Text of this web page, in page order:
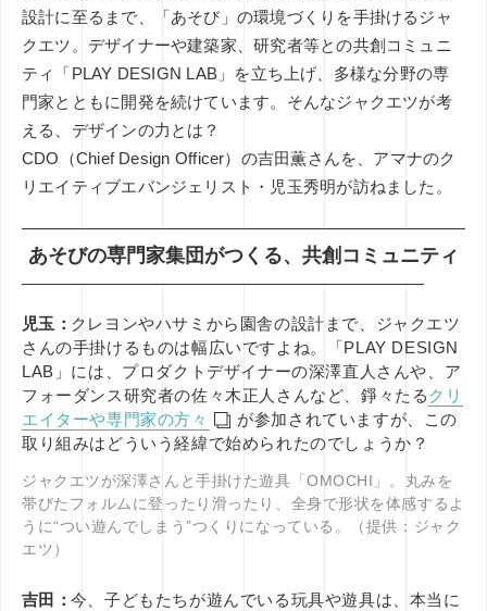
設計に至るまで、「あそび」の環境づくりを手掛けるジャ
クエツ。デザイナーや建築家、研究者等との共創コミュニ
ティ「PLAY DESIGN LAB」を立ち上げ、多様な分野の専
門家とともに開発を続けています。そんなジャクエツが考
える、デザインの力とは？
CDO（Chief Design Officer）の吉田薫さんを、アマナのク
リエイティブエバンジェリスト・児玉秀明が訪ねました。
あそびの専門家集団がつくる、共創コミュニティ
児玉： クレヨンやハサミから園舎の設計まで、ジャクエツ
さんの手掛けるものは幅広いですよね。「PLAY DESIGN
LAB」には、プロダクトデザイナーの深澤直人さんや、ア
フォーダンス研究者の佐々木正人さんなど、錚々たる クリ
エイターや専門家の方々
が参加されていますが、この
取り組みはどういう経緯で始められたのでしょうか？
ジャクエツが深澤さんと手掛けた遊具「OMOCHI」。丸みを
帯びたフォルムに登ったり滑ったり、全身で形状を体感するよ
うに“つい遊んでしまう”つくりになっている。（提供：ジャク
エツ）
吉田：今、子どもたちが遊んでいる玩具や遊具は、本当に